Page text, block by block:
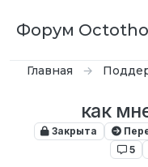
Форум
Главная
как
Закрыта
5